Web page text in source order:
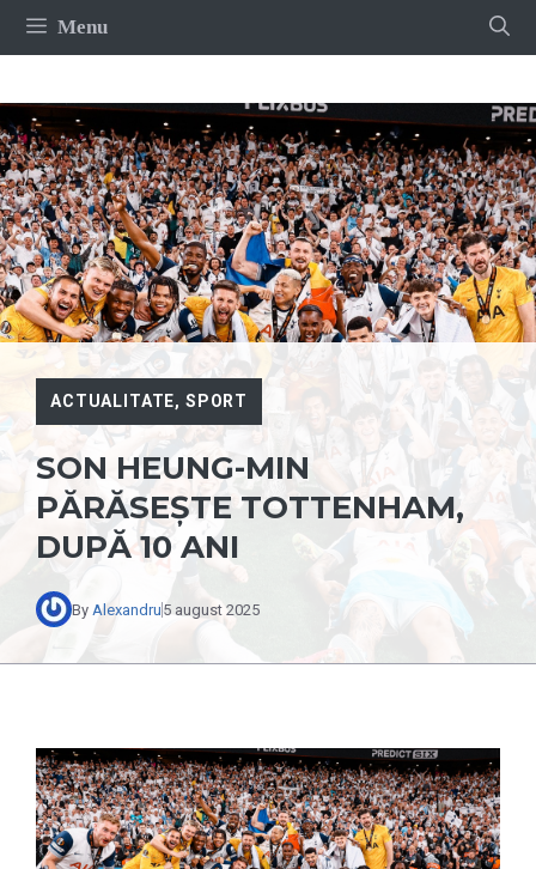
Sari
Menu
ACTUALITATE, SPORT
SON HEUNG-MIN
PĂRĂSEȘTE TOTTENHAM,
DUPĂ 10 ANI
By Alexandru 5 august 2025